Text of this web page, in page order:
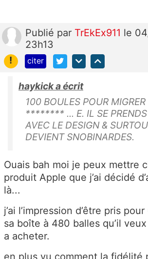
Publié par TrEkEx911 le
23h13
!
citer
haykick a écrit
100 BOULES POUR
******** ... E. IL SE PRENDS
AVEC LE DESIGN &
DEVIENT SNOBINARDES.
Ouais bah moi je peux mettre
produit Apple que j’ai décidé
là...
j’ai l’impression d’être pris
sa boîte à 480 balles qu’il
a acheter.
en plus vu comment la fidélité